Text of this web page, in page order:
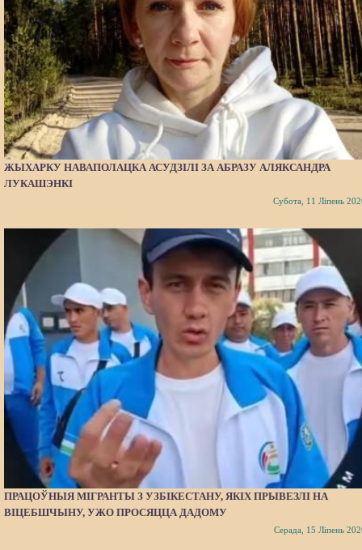
ЖЫХАРКУ НАВАПОЛАЦКА АСУДЗІЛІ ЗА АБРАЗУ АЛЯКСАНДРА
ЛУКАШЭНКІ
Субота, 11 Ліпень
ПРАЦОЎНЫЯ МІГРАНТЫ З УЗБІКЕСТАНУ, ЯКІХ ПРЫВЕЗЛІ НА
ВІЦЕБШЧЫНУ, УЖО ПРОСЯЦЦА ДАДОМУ
Серада, 15 Ліпень